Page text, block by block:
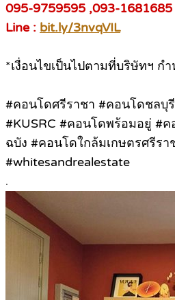
095-9759595 ,093-1681685
Line : bit.ly/3nvqVIL
*เงื่อนไขเป็นไปตามที่บริษัทฯ ก
#คอนโดศรีราชา #คอนโดชลบุ
#KUSRC #คอนโดพร้อมอยู่ #
ฉบัง #คอนโดใกล้มเกษตรศรีรา
#whitesandrealestate
.